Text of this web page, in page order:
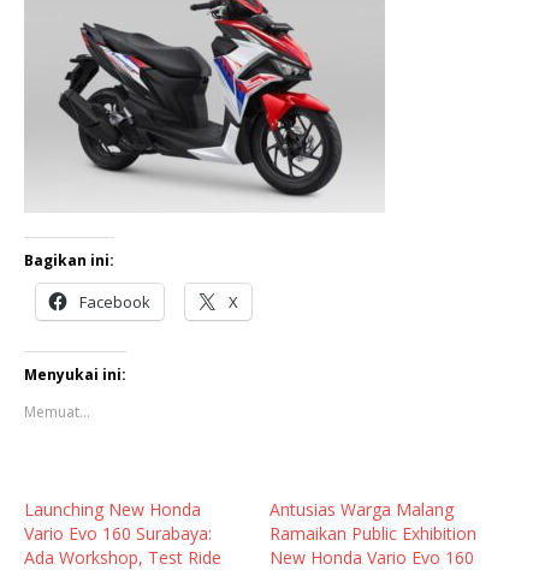
Bagikan ini:
Facebook X
Menyukai ini:
Memuat...
Launching New Honda
Vario Evo 160 Surabaya:
Ada Workshop, Test Ride
Antusias Warga Malang
Ramaikan Public Exhibition
New Honda Vario Evo 160